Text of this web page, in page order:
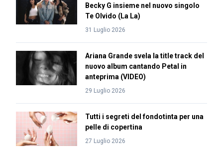
Becky G insieme nel nuovo singolo
Te Olvido (La La)
31 Luglio 2026
Ariana Grande svela la title track del
nuovo album cantando Petal in
anteprima (VIDEO)
29 Luglio 2026
Tutti i segreti del fondotinta per una
pelle di copertina
27 Luglio 2026